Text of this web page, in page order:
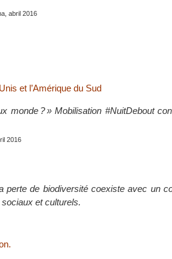
abril 2016
et l’Amérique du Sud
monde ? » Mobilisation #NuitDebout
2016
perte de biodiversité coexiste avec un
et culturels.